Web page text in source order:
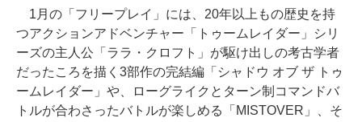
1月の「フリープレイ」には、20年以上もの歴史を持
つアクションアドベンチャー「トゥームレイダー」シリ
ーズの主人公「ララ・クロフト」が駆け出しの考古学者
だったころを描く3部作の完結編「シャドウ オブ ザ トゥ
ームレイダー」や、ローグライクとターン制コマンドバ
トルが合わさったバトルが楽しめる「MISTOVER」、そ